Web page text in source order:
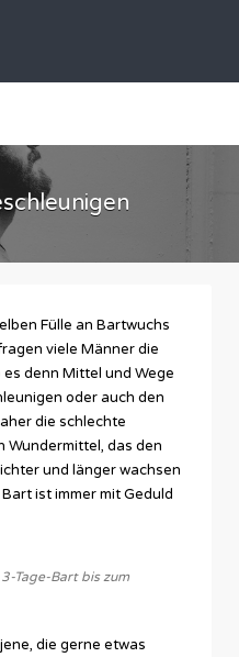
Fülle an Bartwuchs
viele Männer die
denn Mittel und Wege
oder auch den
die schlechte
Wundermittel, das den
und länger wachsen
ist immer mit Geduld
Tage-Bart bis zum
die gerne etwas